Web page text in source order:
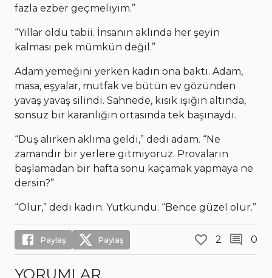
fazla ezber geçmeliyim.”
“Yıllar oldu tabii. İnsanın aklında her şeyin
kalması pek mümkün değil.”
Adam yemeğini yerken kadın ona baktı. Adam,
masa, eşyalar, mutfak ve bütün ev gözünden
yavaş yavaş silindi. Sahnede, kısık ışığın altında,
sonsuz bir karanlığın ortasında tek başınaydı.
“Duş alırken aklıma geldi,” dedi adam. “Ne
zamandır bir yerlere gitmiyoruz. Provaların
başlamadan bir hafta sonu kaçamak yapmaya ne
dersin?”
“Olur,” dedi kadın. Yutkundu. “Bence güzel olur.”
Paylaş Paylaş 2 0
YORUMLAR